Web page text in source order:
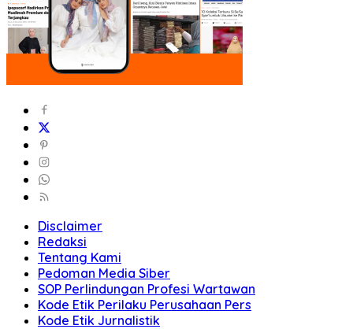
Disclaimer
Redaksi
Tentang Kami
Pedoman Media Siber
SOP Perlindungan Profesi Wartawan
Kode Etik Perilaku Perusahaan Pers
Kode Etik Jurnalistik